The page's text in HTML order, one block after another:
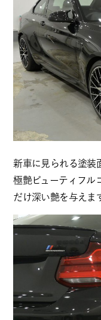
新車に見られる塗装
極艶ビューティフル
だけ深い艶を与えま